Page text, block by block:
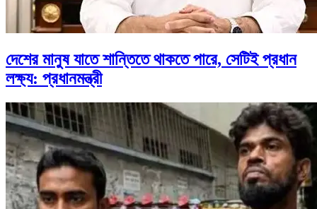
দেশের মানুষ যাতে শান্তিতে থাকতে পারে, সেটিই প্রধান
লক্ষ্য: প্রধানমন্ত্রী